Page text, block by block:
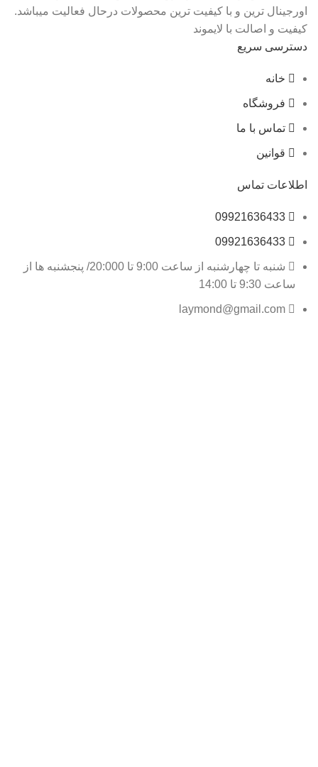
اورجینال ترین و با کیفیت ترین محصولات درحال فعالیت میباشد.
کیفیت و اصالت با لایموند
دسترسی سریع
خانه
فروشگاه
تماس با ما
قوانین
اطلاعات تماس
09921636433
09921636433
شنبه تا چهارشنبه از ساعت 9:00 تا 20:000/ پنجشنبه ها از
ساعت 9:30 تا 14:00
laymond@gmail.com